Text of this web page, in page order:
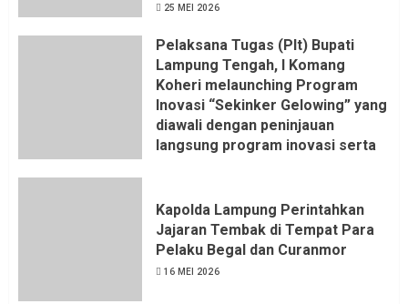
25 MEI 2026
Pelaksana Tugas (Plt) Bupati
Lampung Tengah, I Komang
Koheri melaunching Program
Inovasi “Sekinker Gelowing” yang
diawali dengan peninjauan
langsung program inovasi serta
Bandar Jaya Barat, Kecamatan
Terbanggi Besar, Rabu
(20/05/2026).
21 MEI 2026
Kapolda Lampung Perintahkan
Jajaran Tembak di Tempat Para
Pelaku Begal dan Curanmor
16 MEI 2026